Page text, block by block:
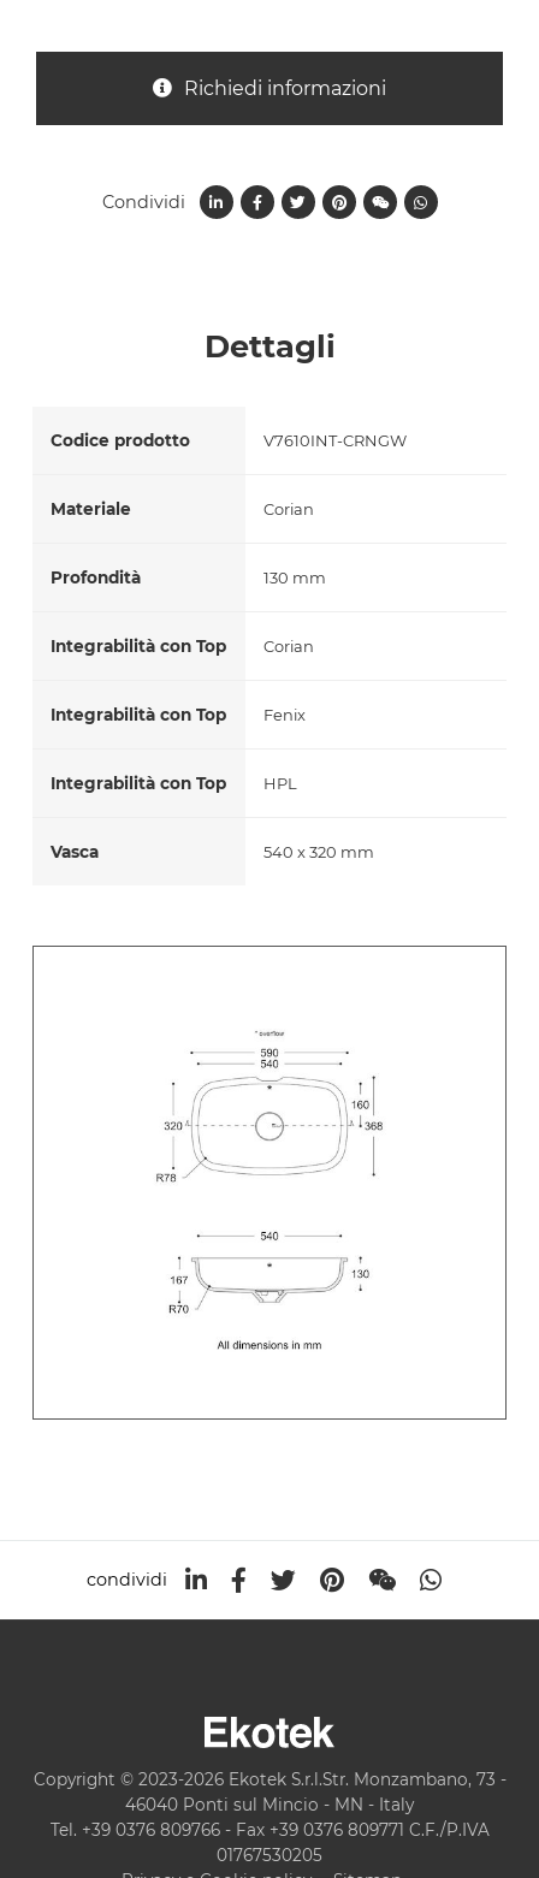
Dettagli
Codice prodotto V7610INT-CRNGW
Materiale Corian
Profondità 130 mm
Integrabilità con Top Corian
Integrabilità con Top Fenix
Integrabilità con Top HPL
Vasca 540 x 320 mm
Richiedi informazioni
Condividi
condividi
Copyright © 2023-2026 Ekotek S.r.l.Str. Monzambano, 73 -
46040 Ponti sul Mincio - MN - Italy
Tel. +39 0376 809766 - Fax +39 0376 809771 C.F./P.IVA
01767530205